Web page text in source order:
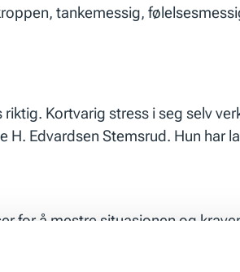
tankemessig,
Kortvarig stress i seg selv
Edvardsen Stemsrud. Hun har
for å mestre situasjonen og